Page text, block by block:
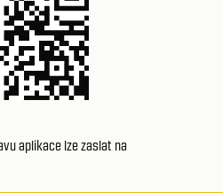
aplikace lze zaslat na